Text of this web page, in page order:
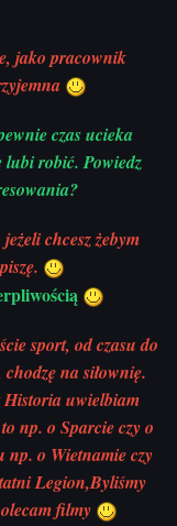
jako pracownik
czas ucieka
lubi robić. Powiedz
chcesz żebym
sport, od czasu do
na siłownię.
uwielbiam
np. o Sparcie czy o
o Wietnamie czy
Legion,Byliśmy
filmy